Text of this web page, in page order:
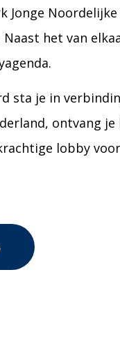
Jonge
het van
sta je in
ontvang je
lobby